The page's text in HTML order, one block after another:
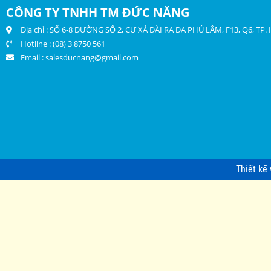
CÔNG TY TNHH TM ĐỨC NĂNG
Địa chỉ : SỐ 6-8 ĐƯỜNG SỐ 2, CƯ XÁ ĐÀI RA ĐA PHÚ LÂM, F13, Q6, TP.
Hotline : (08) 3 8750 561
Email :salesducnang@gmail.com
Thiết kế